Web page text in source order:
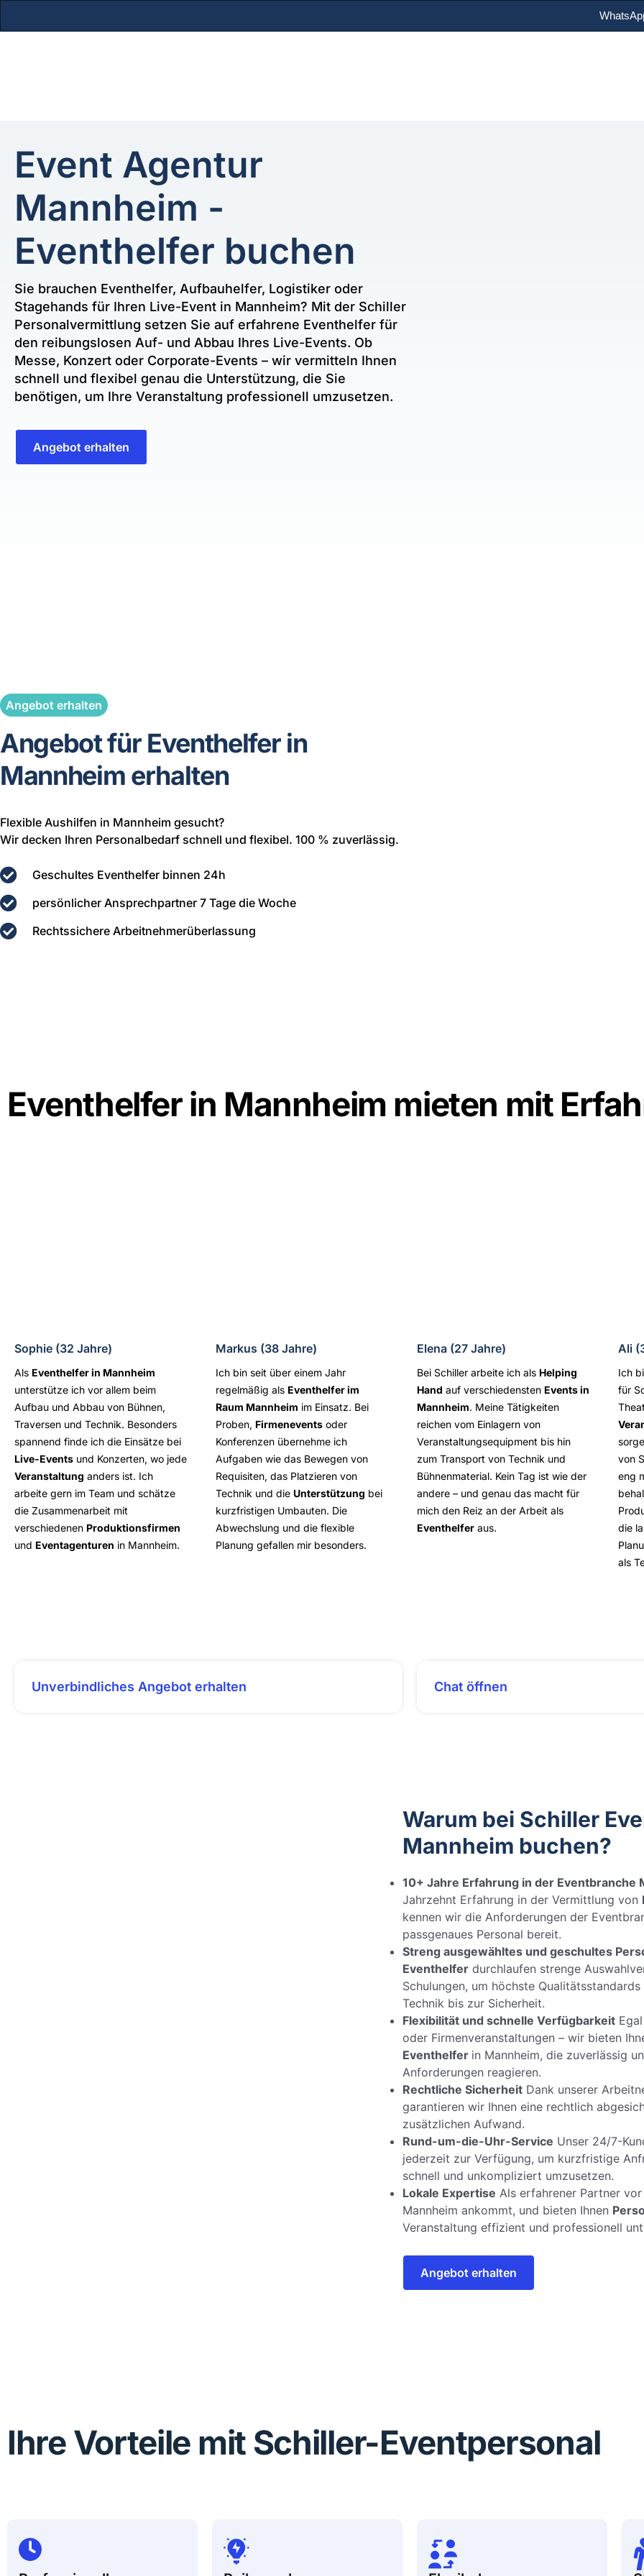
Event Agentur
Mannheim -
Eventhelfer buchen
Sie brauchen Eventhelfer, Aufbauhelfer, Logistiker oder
Stagehands für Ihren Live-Event in Mannheim? Mit der Schiller
Personalvermittlung setzen Sie auf erfahrene Eventhelfer für
den reibungslosen Auf- und Abbau Ihres Live-Events. Ob
Messe, Konzert oder Corporate-Events – wir vermitteln Ihnen
schnell und flexibel genau die Unterstützung, die Sie
benötigen, um Ihre Veranstaltung professionell umzusetzen.
Angebot erhalten
Angebot erhalten
Angebot für Eventhelfer in
Mannheim erhalten
Flexible Aushilfen in Mannheim gesucht?
Wir decken Ihren Personalbedarf schnell und flexibel. 100 % zuverlässig.
Geschultes Eventhelfer binnen 24h
persönlicher Ansprechpartner 7 Tage die Woche
Rechtssichere Arbeitnehmerüberlassung
Eventhelfer in Mannheim mieten mit
Sophie (32 Jahre)
Als Eventhelfer in Mannheim
unterstütze ich vor allem beim
Aufbau und Abbau von Bühnen,
Traversen und Technik. Besonders
spannend finde ich die Einsätze bei
Live-Events und Konzerten, wo jede
Veranstaltung anders ist. Ich
arbeite gern im Team und schätze
die Zusammenarbeit mit
verschiedenen Produktionsfirmen
und Eventagenturen in Mannheim.
Markus (38 Jahre)
Ich bin seit über einem Jahr
regelmäßig als Eventhelfer im
Raum Mannheim im Einsatz. Bei
Proben, Firmenevents oder
Konferenzen übernehme ich
Aufgaben wie das Bewegen von
Requisiten, das Platzieren von
Technik und die Unterstützung bei
kurzfristigen Umbauten. Die
Abwechslung und die flexible
Planung gefallen mir besonders.
Elena (27 Jahre)
Bei Schiller arbeite ich als Helping
Hand auf verschiedensten Events in
Mannheim. Meine Tätigkeiten
reichen vom Einlagern von
Veranstaltungsequipment bis hin
zum Transport von Technik und
Bühnenmaterial. Kein Tag ist wie der
andere – und genau das macht für
mich den Reiz an der Arbeit als
Eventhelfer aus.
Ali
Ich
für
von
eng
die
als
Unverbindliches Angebot erhalten Chat öffnen
Warum bei Schiller
Mannheim buchen?
10+ Jahre Erfahrung in der Eventbranche
Jahrzehnt Erfahrung in der Vermittlung von
kennen wir die Anforderungen der
passgenaues Personal bereit.
Streng ausgewähltes und geschultes
Eventhelfer durchlaufen strenge
Schulungen, um höchste
Technik bis zur Sicherheit.
Flexibilität und schnelle Verfügbarkeit
oder Firmenveranstaltungen – wir bieten
Eventhelfer in Mannheim, die zuverlässig
Anforderungen reagieren.
Rechtliche Sicherheit Dank unserer
garantieren wir Ihnen eine rechtlich
zusätzlichen Aufwand.
Rund-um-die-Uhr-Service Unser 24/7-
jederzeit zur Verfügung, um kurzfristige
schnell und unkompliziert umzusetzen.
Lokale Expertise Als erfahrener Partner
Mannheim ankommt, und bieten Ihnen
Veranstaltung effizient und professionell
Angebot erhalten
Ihre Vorteile mit Schiller-Eventpersonal